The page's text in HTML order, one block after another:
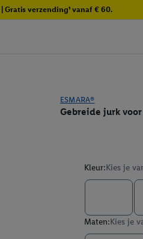
verzending¹ vanaf € 60.
ESMARA®
Gebreide jurk voor
Kleur:Kies je
Maten:Kies je